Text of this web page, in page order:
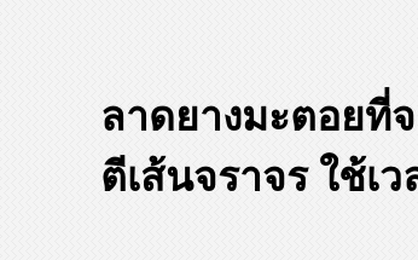
ลาดยางมะตอยที่
ตีเส้นจราจร ใช้เ